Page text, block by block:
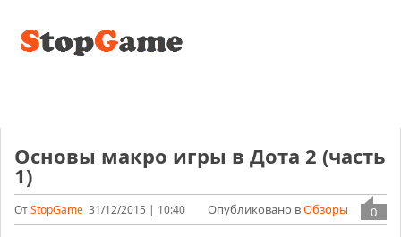
Основы макро игры в Дота 2 (часть
1)
ОтStopGame 31/12/2015 | 10:40 0
Опубликовано вОбзоры